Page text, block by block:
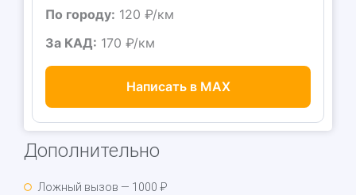
По городу: 120 ₽/км
За КАД: 170 ₽/км
Написать в MAX
Дополнительно
Ложный вызов — 1000 ₽